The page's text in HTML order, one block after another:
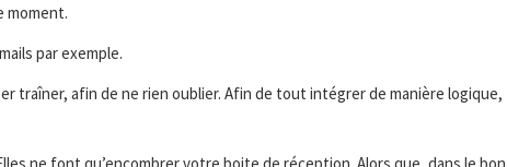
moment.
par exemple.
traîner, afin de ne rien oublier. Afin de tout intégrer de manière logique,
ne font qu’encombrer votre boite de réception. Alors que, dans le bon